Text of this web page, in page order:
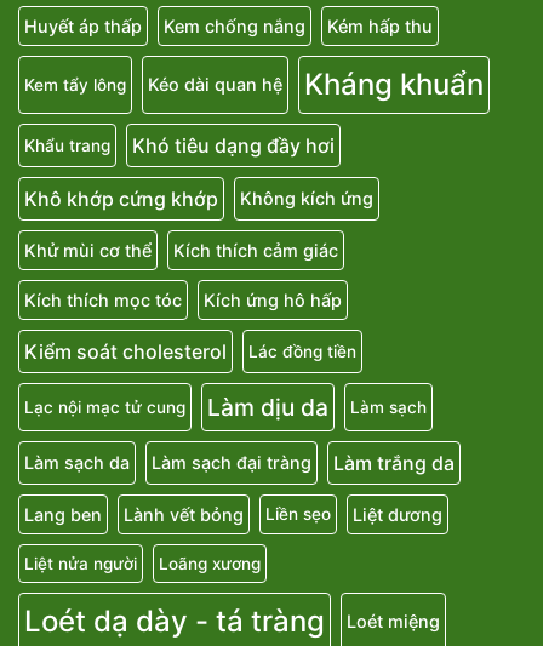
Huyết áp thấp Kem chống nắng Kém hấp thu
Kem tẩy lông Kéo dài quan hệ Kháng khuẩn
Khẩu trang Khó tiêu dạng đầy hơi
Khô khớp cứng khớp Không kích ứng
Khử mùi cơ thể Kích thích cảm giác
Kích thích mọc tóc Kích ứng hô hấp
Kiểm soát cholesterol Lác đồng tiền
Lạc nội mạc tử cung Làm dịu da Làm sạch
Làm sạch da Làm sạch đại tràng Làm trắng da
Lang ben Lành vết bỏng Liền sẹo Liệt dương
Liệt nửa người Loãng xương
Loét dạ dày - tá tràng Loét miệng